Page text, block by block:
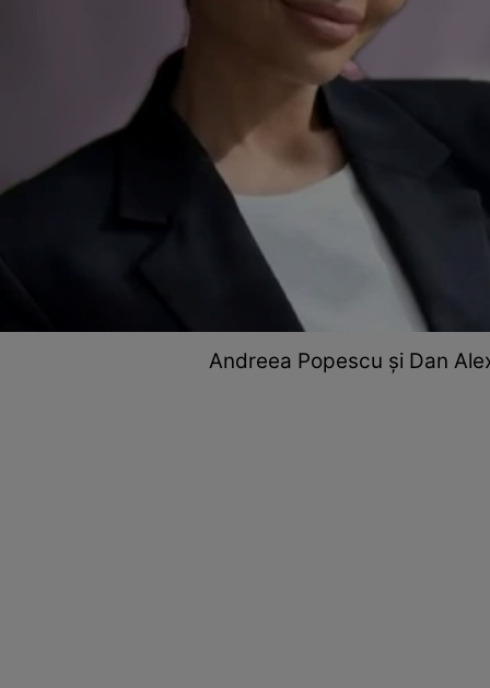
Andreea Popescu și Dan